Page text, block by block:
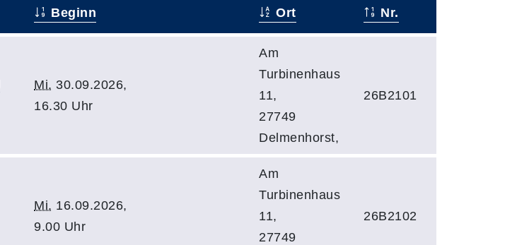
Beginn Ort Nr.
Mi. 30.09.2026,
16.30 Uhr
Am
Turbinenhaus
11,
27749
Delmenhorst,
26B2101
Mi. 16.09.2026,
9.00 Uhr
Am
Turbinenhaus
11,
27749
26B2102